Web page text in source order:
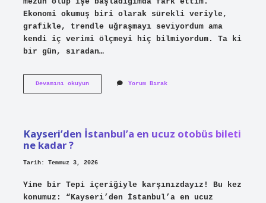
Ekonomi okumuş biri olarak sürekli veriyle,
grafikle, trendle uğraşmayı seviyordum ama
kendi iç verimi ölçmeyi hiç bilmiyordum. Ta ki
bir gün, sıradan…
Devamını okuyunKalbi
rahatlatan
Yorum Bırak
Kayseri’den İstanbul’a en ucuz otobüs bileti
ne kadar ?
Tarih: Temmuz 3, 2026
Yine bir Tepi içeriğiyle karşınızdayız! Bu kez
konumuz: “Kayseri’den İstanbul’a en ucuz